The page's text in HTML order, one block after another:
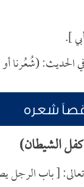
].
الحديث: (شُعُرنا
شعره
الشيطان)
[ باب الرجل